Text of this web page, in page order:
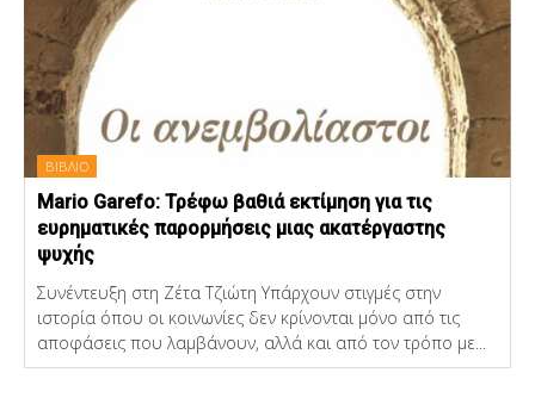
ΒΙΒΛΙΟ
Mario Garefo: Τρέφω βαθιά εκτίμηση για τις
ευρηματικές παρορμήσεις μιας ακατέργαστης
ψυχής
Συνέντευξη στη Ζέτα Τζιώτη Υπάρχουν στιγμές στην
ιστορία όπου οι κοινωνίες δεν κρίνονται μόνο από τις
αποφάσεις που λαμβάνουν, αλλά και από τον τρόπο με...